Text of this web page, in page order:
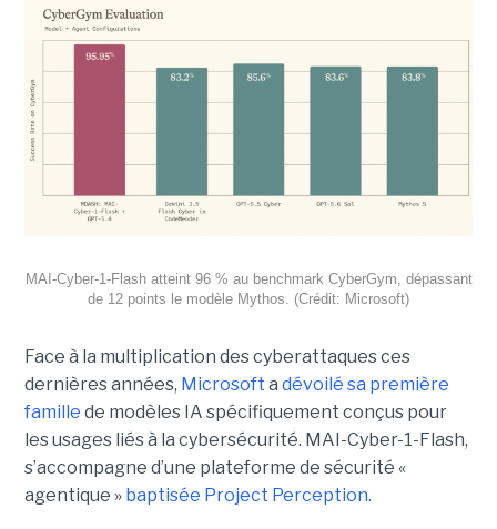
MAI-Cyber-1-Flash atteint 96 % au benchmark CyberGym, dépassant
de 12 points le modèle Mythos. (Crédit: Microsoft)
Face à la multiplication des cyberattaques ces
dernières années, Microsoft a dévoilé sa première
famille de modèles IA spécifiquement conçus pour
les usages liés à la cybersécurité. MAI-Cyber-1-Flash,
s’accompagne d’une plateforme de sécurité «
agentique » baptisée Project Perception.